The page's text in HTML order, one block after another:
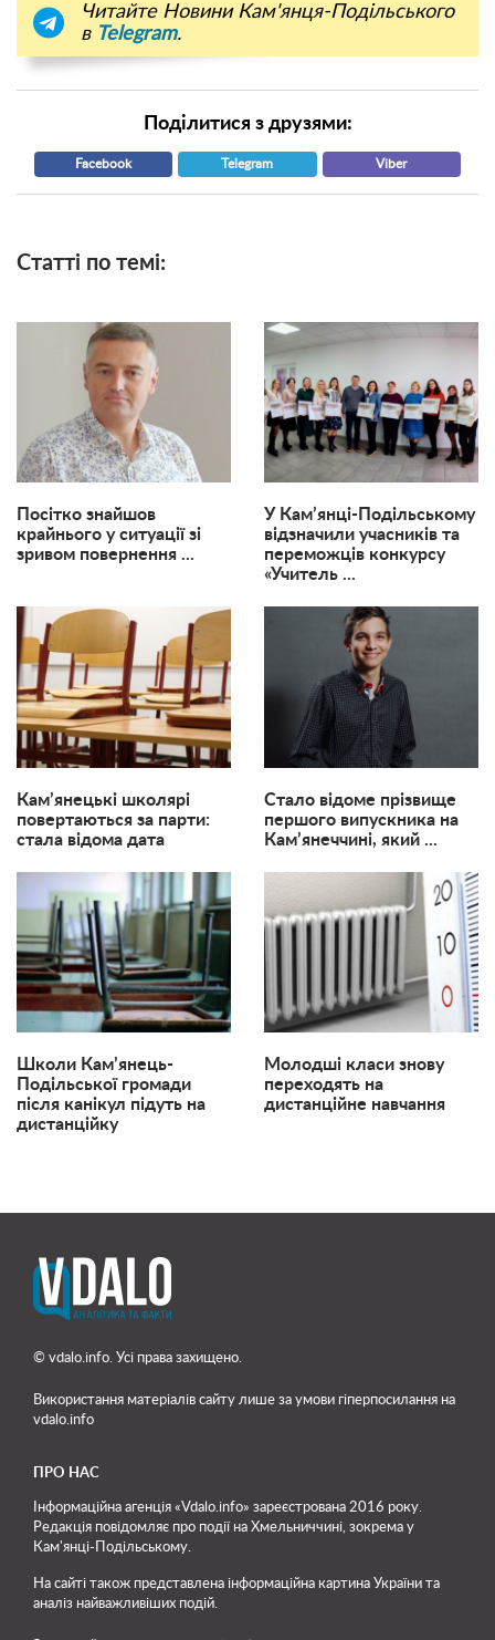
Читайте Новини Кам'янця-Подільського
в Telegram.
Поділитися з друзями:
Facebook Telegram Viber
Статті по темі:
Посітко знайшов
крайнього у ситуації зі
зривом повернення ...
​У Кам’янці-Подільському
відзначили учасників та
переможців конкурсу
«Учитель ...
Кам’янецькі школярі
повертаються за парти:
стала відома дата
Стало відоме прізвище
першого випускника на
Кам’янеччині, який ...
Школи Кам’янець-
Подільської громади
після канікул підуть на
дистанційку
Молодші класи знову
переходять на
дистанційне навчання
© vdalo.info. Усі права захищено.
Використання матеріалів сайту лише за умови гіперпосилання на
vdalo.info
ПРО НАС
Інформаційна агенція «Vdalo.info» зареєстрована 2016 року.
Редакція повідомляє про події на Хмельниччині, зокрема у
Кам'янці-Подільському.
На сайті також представлена інформаційна картина України та
аналіз найважливіших подій.